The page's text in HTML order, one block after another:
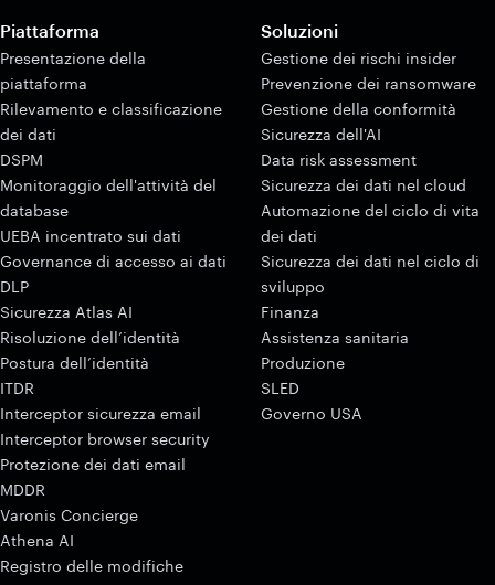
Piattaforma
Presentazione della
piattaforma
Rilevamento e classificazione
dei dati
DSPM
Monitoraggio dell'attività del
database
UEBA incentrato sui dati
Governance di accesso ai dati
DLP
Sicurezza Atlas AI
Risoluzione dell’identità
Postura dell’identità
ITDR
Interceptor sicurezza email
Interceptor browser security
Protezione dei dati email
MDDR
Varonis Concierge
Athena AI
Registro delle modifiche
Soluzioni
Gestione dei rischi insider
Prevenzione dei ransomware
Gestione della conformità
Sicurezza dell'AI
Data risk assessment
Sicurezza dei dati nel cloud
Automazione del ciclo di vita
dei dati
Sicurezza dei dati nel ciclo di
sviluppo
Finanza
Assistenza sanitaria
Produzione
SLED
Governo USA